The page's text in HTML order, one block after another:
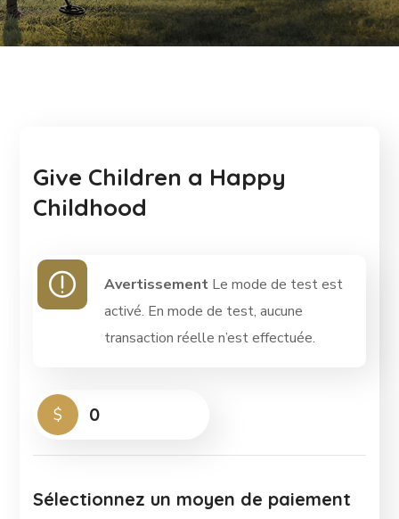
Give Children a Happy
Childhood
Avertissement Le mode de test est
activé. En mode de test, aucune
transaction réelle n’est effectuée.
$ 0
Sélectionnez un moyen de paiement